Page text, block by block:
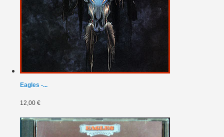
Eagles -...
12,00 €